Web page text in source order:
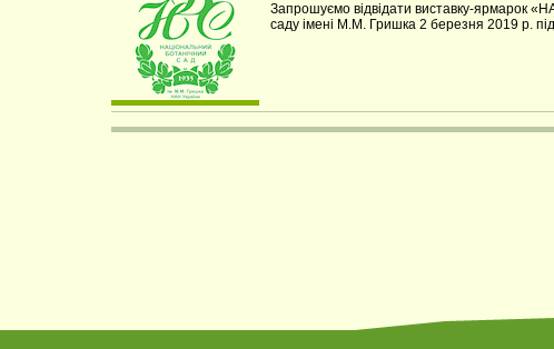
Запрошуємо відвідати виставку-ярмарок
саду імені М.М. Гришка 2 березня 2019 р.